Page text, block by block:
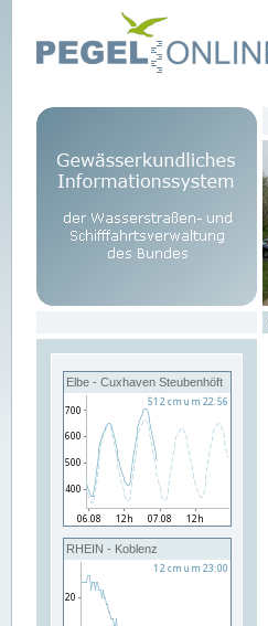
Elbe - Cuxhaven Steubenhöft
RHEIN - Koblenz